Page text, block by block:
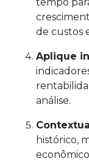
de custos
Aplique
análise.
histórico,